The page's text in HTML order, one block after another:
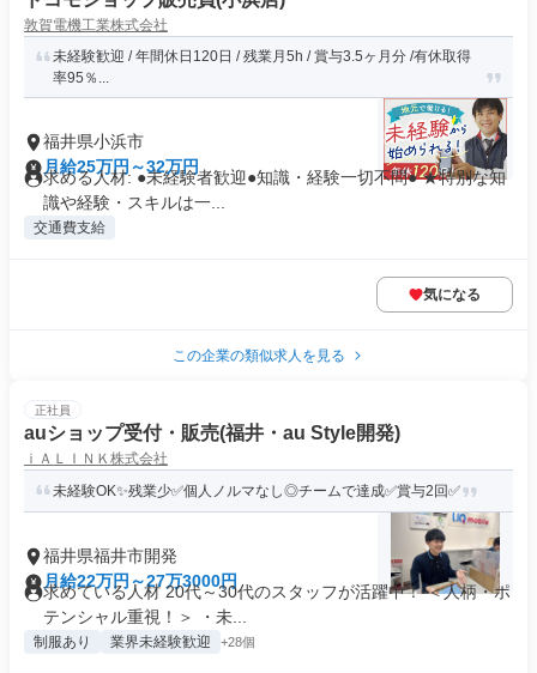
敦賀電機工業株式会社
未経験歓迎 / 年間休日120日 / 残業月5h / 賞与3.5ヶ月分 /有休取得
率95％...
福井県小浜市
月給25万円～32万円
求める人材: ●未経験者歓迎●知識・経験一切不問● ★特別な知
識や経験・スキルは一...
交通費支給
気になる
この企業の類似求人を見る
正社員
auショップ受付・販売(福井・au Style開発)
ｉＡＬＩＮＫ株式会社
未経験OK✨残業少✅個人ノルマなし◎チームで達成✅賞与2回✅
福井県福井市開発
月給22万円～27万3000円
求めている人材 20代～30代のスタッフが活躍中！ ＜人柄・ポ
テンシャル重視！＞ ・未...
制服あり 業界未経験歓迎 +28個